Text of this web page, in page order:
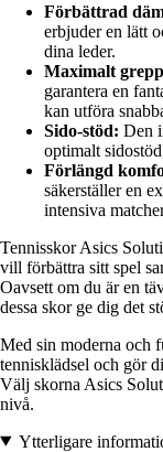
Förbättrad
erbjuder en lätt
dina leder.
Maximalt
garantera en
kan utföra
Sido-stöd: Den
optimalt
Förlängd
säkerställer en
intensiva
Tennisskor Asics
vill förbättra sitt spel
Oavsett om du är en
dessa skor ge dig det
Med sin moderna och
tennisklädsel och gör
Välj skorna Asics
nivå.
Ytterligare